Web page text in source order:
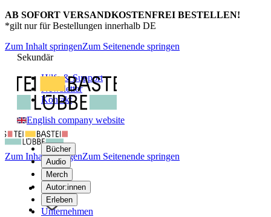
AB SOFORT VERSANDKOSTENFREI BESTELLEN!
*gilt nur für Bestellungen innerhalb DE
Zum Inhalt springenZum Seitenende springen
Sekundär
Hilfe & Support
Newsletter
Kontakt
English company website
Bücher
Audio
Merch
Autor:innen
Erleben
Unternehmen
Zum Inhalt springenZum Seitenende springen